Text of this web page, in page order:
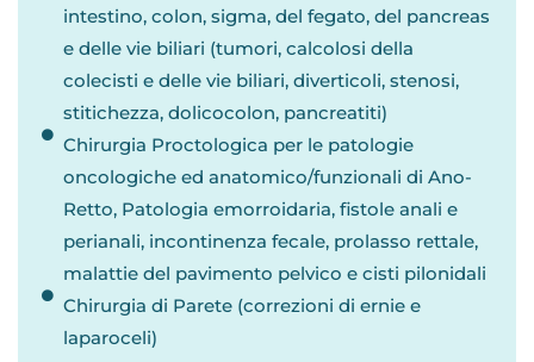
intestino, colon, sigma, del fegato, del pancreas
e delle vie biliari (tumori, calcolosi della
colecisti e delle vie biliari, diverticoli, stenosi,
stitichezza, dolicocolon, pancreatiti)
Chirurgia Proctologica per le patologie
oncologiche ed anatomico/funzionali di Ano-
Retto, Patologia emorroidaria, fistole anali e
perianali, incontinenza fecale, prolasso rettale,
malattie del pavimento pelvico e cisti pilonidali
Chirurgia di Parete (correzioni di ernie e
laparoceli)